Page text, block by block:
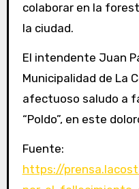
colaborar en la
la ciudad.
El intendente Juan
Municipalidad de La
afectuoso saludo a
“Poldo”, en este
Fuente:
https://